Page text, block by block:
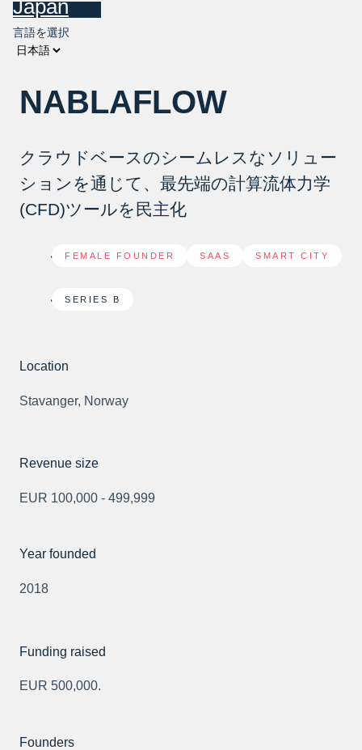
Japan
言語を選択
NABLAFLOW
クラウドベースのシームレスなソリュー
ションを通じて、最先端の計算流体力学
(CFD)ツールを民主化
FEMALE FOUNDER SAAS SMART CITY
SERIES B
Location
Stavanger, Norway
Revenue size
EUR 100,000 - 499,999
Year founded
2018
Funding raised
EUR 500,000.
Founders